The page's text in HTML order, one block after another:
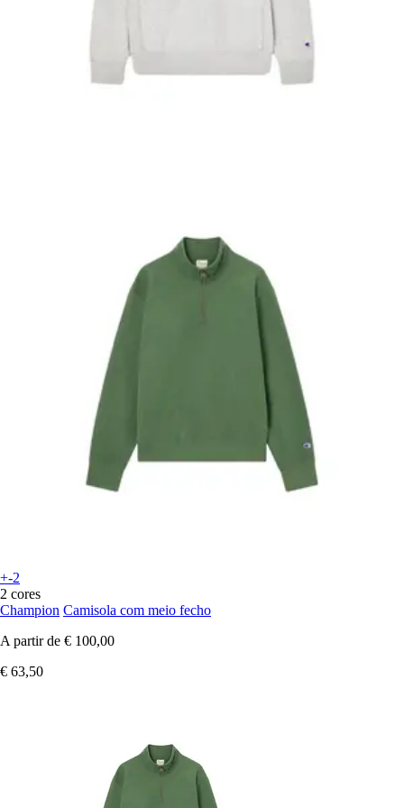
+-2
2 cores
Champion Camisola com meio fecho
A partir de € 100,00
€ 63,50